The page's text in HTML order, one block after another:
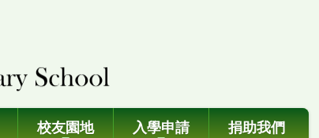
校友園地 入學申請 捐助我們